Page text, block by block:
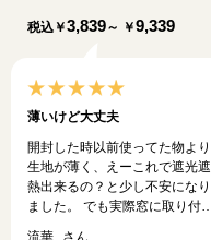
税込 ￥3,839～ ￥9,339
薄いけど大丈夫
開封した時以前使ってた物より
生地が薄く、えーこれで遮光遮
熱出来るの？と少し不安になり
ました。 でも実際窓に取り付け
流華